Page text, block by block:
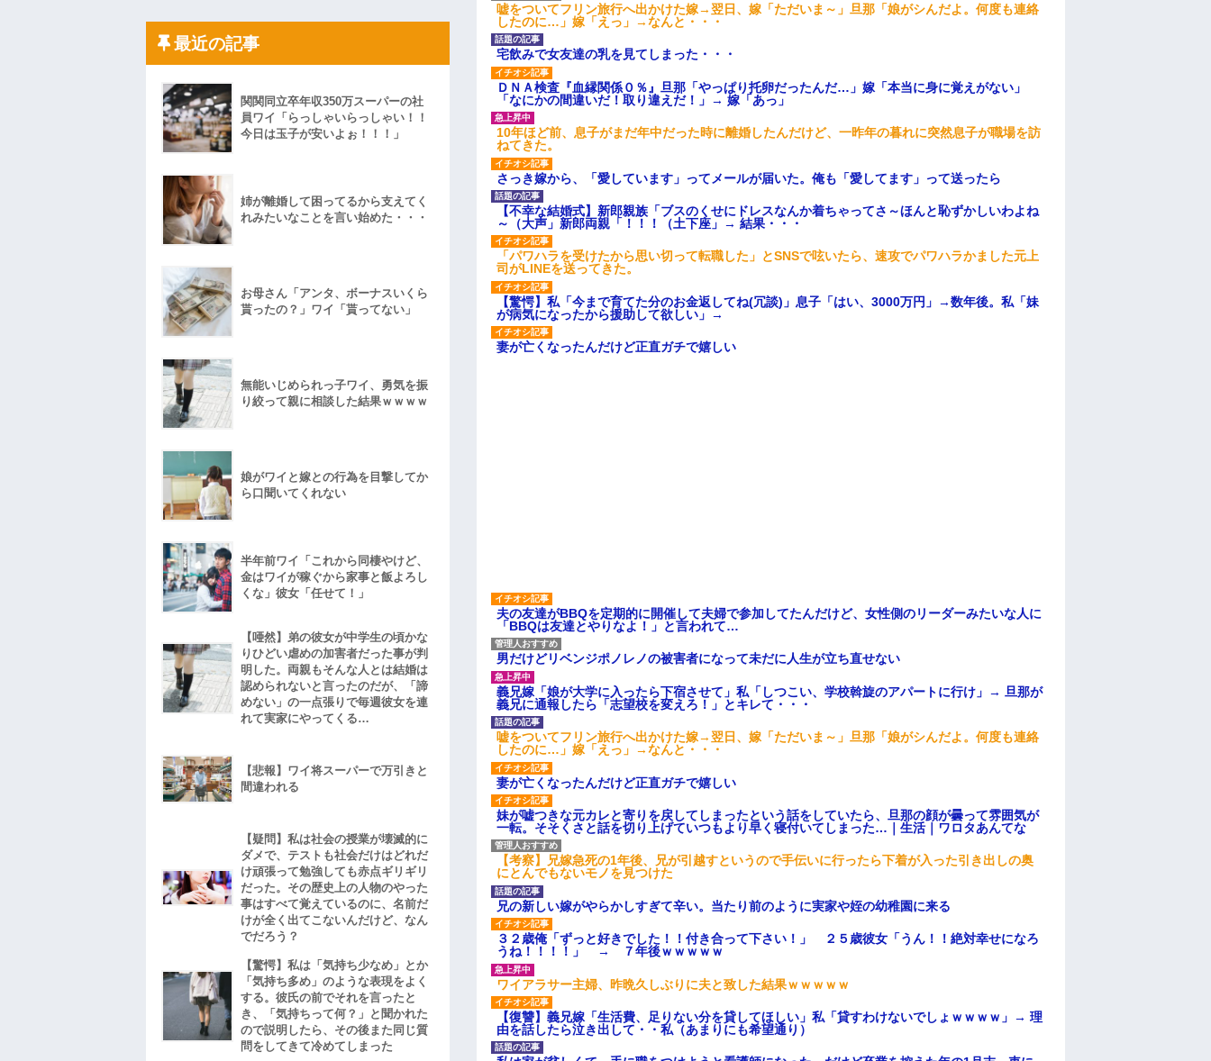
嘘をついてフリン旅行へ出かけた嫁→翌日、嫁「ただいま～」旦那「娘がシんだよ。何度も連絡
したのに…」嫁「えっ」→なんと・・・
宅飲みで女友達の乳を見てしまった・・・
ＤＮＡ検査『血縁関係０％』旦那「やっぱり托卵だったんだ…」嫁「本当に身に覚えがない」
「なにかの間違いだ！取り違えだ！」→ 嫁「あっ」
10年ほど前、息子がまだ年中だった時に離婚したんだけど、一昨年の暮れに突然息子が職場を訪
ねてきた。
さっき嫁から、「愛しています」ってメールが届いた。俺も「愛してます」って送ったら
【不幸な結婚式】新郎親族「ブスのくせにドレスなんか着ちゃってさ～ほんと恥ずかしいわよね
～（大声」新郎両親「！！！（土下座」→ 結果・・・
「パワハラを受けたから思い切って転職した」とSNSで呟いたら、速攻でパワハラかました元上
司がLINEを送ってきた。
【驚愕】私「今まで育てた分のお金返してね(冗談)」息子「はい、3000万円」→数年後。私「妹
が病気になったから援助して欲しい」→
妻が亡くなったんだけど正直ガチで嬉しい
夫の友達がBBQを定期的に開催して夫婦で参加してたんだけど、女性側のリーダーみたいな人に
「BBQは友達とやりなよ！」と言われて…
男だけどリベンジポノレノの被害者になって未だに人生が立ち直せない
義兄嫁「娘が大学に入ったら下宿させて」私「しつこい、学校斡旋のアパートに行け」→ 旦那が
義兄に通報したら「志望校を変えろ！」とキレて・・・
嘘をついてフリン旅行へ出かけた嫁→翌日、嫁「ただいま～」旦那「娘がシんだよ。何度も連絡
したのに…」嫁「えっ」→なんと・・・
妻が亡くなったんだけど正直ガチで嬉しい
妹が嘘つきな元カレと寄りを戻してしまったという話をしていたら、旦那の顔が曇って雰囲気が
一転。そそくさと話を切り上げていつもより早く寝付いてしまった…｜生活｜ワロタあんてな
【考察】兄嫁急死の1年後、兄が引越すというので手伝いに行ったら下着が入った引き出しの奥
にとんでもないモノを見つけた
兄の新しい嫁がやらかしすぎて辛い。当たり前のように実家や姪の幼稚園に来る
３２歳俺「ずっと好きでした！！付き合って下さい！」 ２５歳彼女「うん！！絶対幸せになろ
うね！！！！」 → ７年後ｗｗｗｗｗ
ワイアラサー主婦、昨晩久しぶりに夫と致した結果ｗｗｗｗｗ
【復讐】義兄嫁「生活費、足りない分を貸してほしい」私「貸すわけないでしょｗｗｗｗ」→ 理
由を話したら泣き出して・・私（あまりにも希望通り）
最近の記事
関関同立卒年収350万スーパーの社
員ワイ「らっしゃいらっしゃい！！
今日は玉子が安いよぉ！！！」
姉が離婚して困ってるから支えてく
れみたいなことを言い始めた・・・
お母さん「アンタ、ボーナスいくら
貰ったの？」ワイ「貰ってない」
無能いじめられっ子ワイ、勇気を振
り絞って親に相談した結果ｗｗｗｗ
娘がワイと嫁との行為を目撃してか
ら口聞いてくれない
半年前ワイ「これから同棲やけど、
金はワイが稼ぐから家事と飯よろし
くな」彼女「任せて！」
【唖然】弟の彼女が中学生の頃かな
りひどい虐めの加害者だった事が判
明した。両親もそんな人とは結婚は
認められないと言ったのだが、「諦
めない」の一点張りで毎週彼女を連
れて実家にやってくる…
【悲報】ワイ将スーパーで万引きと
間違われる
【疑問】私は社会の授業が壊滅的に
ダメで、テストも社会だけはどれだ
け頑張って勉強しても赤点ギリギリ
だった。その歴史上の人物のやった
事はすべて覚えているのに、名前だ
けが全く出てこないんだけど、なん
でだろう？
【驚愕】私は「気持ち少なめ」とか
「気持ち多め」のような表現をよく
する。彼氏の前でそれを言ったと
き、「気持ちって何？」と聞かれた
ので説明したら、その後また同じ質
問をしてきて冷めてしまった